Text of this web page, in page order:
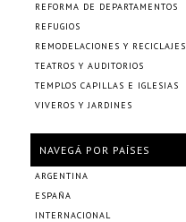
REFORMA DE DEPARTAMENTOS
REFUGIOS
REMODELACIONES Y RECICLAJES
TEATROS Y AUDITORIOS
TEMPLOS CAPILLAS E IGLESIAS
VIVEROS Y JARDINES
NAVEGÁ POR PAÍSES
ARGENTINA
ESPAÑA
INTERNACIONAL